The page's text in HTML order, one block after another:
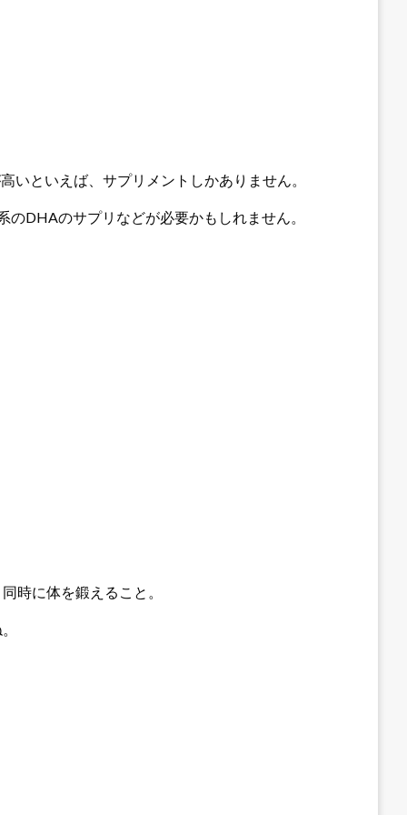
といえば、サプリメントしかありません。
DHAのサプリなどが必要かもしれません。
時に体を鍛えること。